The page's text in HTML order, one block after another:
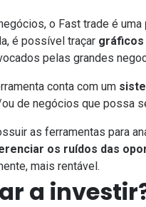
o Fast trade é uma
é possível traçar gráficos
pelas grandes
conta com um
de negócios que possa
as ferramentas para
os ruídos das
mais rentável.
a